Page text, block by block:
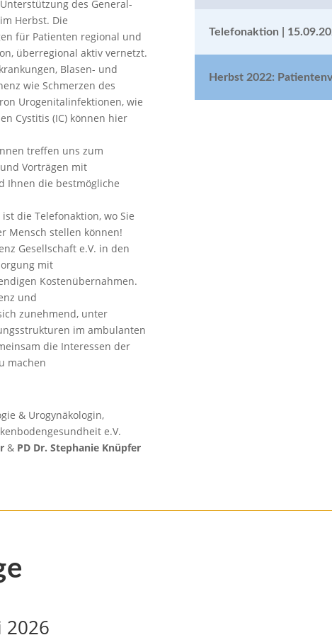
des General-
Herbst. Die
für Patienten regional und
überregional aktiv vernetzt.
Blasen- und
wie Schmerzen des
Urogenitalinfektionen, wie
Cystitis (IC) können hier
treffen uns zum
Vorträgen mit
Ihnen die bestmögliche
die Telefonaktion, wo Sie
Mensch stellen können!
Gesellschaft e.V. in den
mit
Kostenübernahmen.
und
zunehmend, unter
im ambulanten
die Interessen der
machen
& Urogynäkologin,
e.V.
& PD Dr. Stephanie Knüpfer
Telefonaktion |
Herbst 2022:
2026